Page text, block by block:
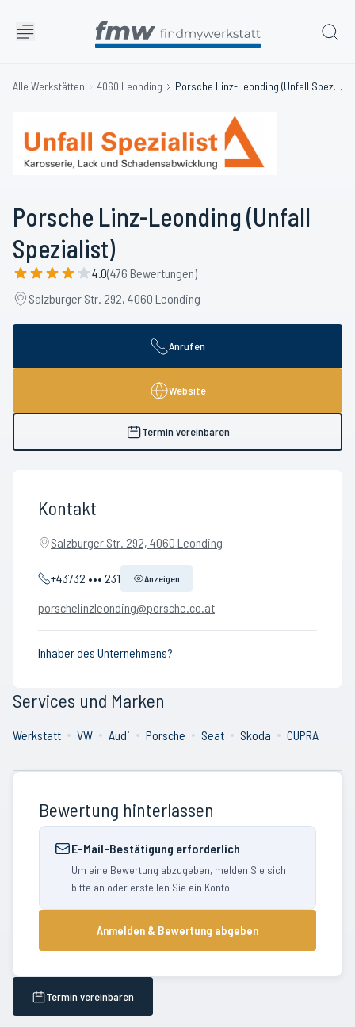
Alle Werkstätten 4060 Leonding Porsche Linz-Leonding (Unfall Spezialist)
Porsche Linz-Leonding (Unfall
Spezialist)
4.0(476 Bewertungen)
Salzburger Str. 292, 4060 Leonding
Anrufen
Website
Termin vereinbaren
Kontakt
Salzburger Str. 292, 4060 Leonding
+43732 ••• 231 Anzeigen
porschelinzleonding@porsche.co.at
Inhaber des Unternehmens?
Services und Marken
Werkstatt VW Audi Porsche Seat Skoda CUPRA
Bewertung hinterlassen
E-Mail-Bestätigung erforderlich
Um eine Bewertung abzugeben, melden Sie sich
bitte an oder erstellen Sie ein Konto.
Anmelden & Bewertung abgeben
Termin vereinbaren